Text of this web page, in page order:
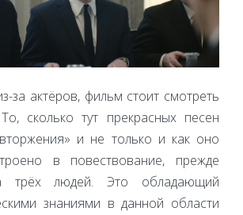
за актёров, фильм стоит смотреть
сколько тут прекрасных песен
и не только и как оно
в повествование, прежде
трёх людей. Это обладающий
знаниями в данной области